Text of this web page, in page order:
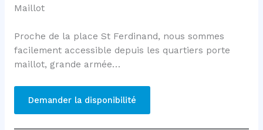
Maillot
Proche de la place St Ferdinand, nous sommes
facilement accessible depuis les quartiers porte
maillot, grande armée…
Demander la disponibilité